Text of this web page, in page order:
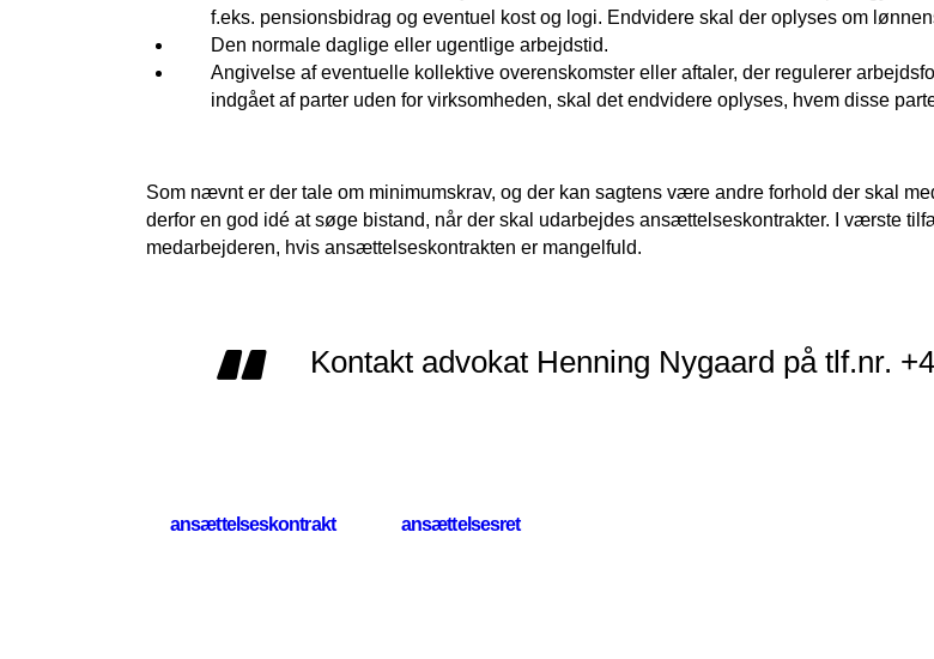
f.eks. pensionsbidrag og eventuel kost og logi. Endvidere skal der oplyses om
Den normale daglige eller ugentlige arbejdstid.
Angivelse af eventuelle kollektive overenskomster eller aftaler, der regulerer
indgået af parter uden for virksomheden, skal det endvidere oplyses, hvem disse
Som nævnt er der tale om minimumskrav, og der kan sagtens være andre forhold der skal
derfor en god idé at søge bistand, når der skal udarbejdes ansættelseskontrakter. I værste
medarbejderen, hvis ansættelseskontrakten er mangelfuld.
Kontakt advokat Henning Nygaard på tlf.nr.
ansættelseskontrakt ansættelsesret